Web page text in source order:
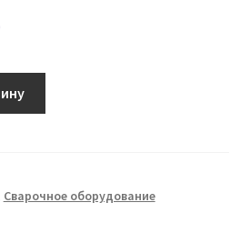
Сварочное оборудование